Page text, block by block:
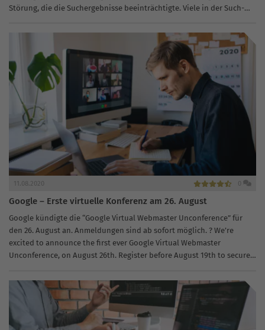
Störung, die die Suchergebnisse beeinträchtigte. Viele in der Such-
11.08.2020 0
Google – Erste virtuelle Konferenz am 26. August
Google kündigte die “Google Virtual Webmaster Unconference” für
den 26. August an. Anmeldungen sind ab sofort möglich. ? We’re
excited to announce the first ever Google Virtual Webmaster
Unconference, on August 26th. Register before August 19th to secure